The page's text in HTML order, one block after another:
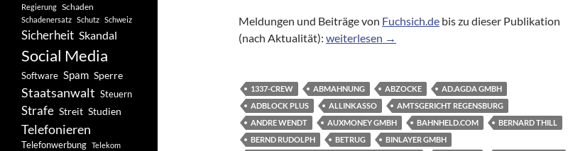
Meldungen und Beiträge von Fuchsich.de bis zu dieser Publikation
(nach Aktualität): Fuchsich.de zum 17.11.2015
weiterlesen →
1337-CREW ABMAHNUNG ABZOCKE
AD.AGDA GMBH
ADBLOCK PLUS
ALLINKASSO
AMTSGERICHT REGENSBURG
ANDRE WENDT
AUXMONEY GMBH BAHNHELD.COM
BERNARD THILL
BERND RUDOLPH
BETRUG
BINLAYER GMBH
Regierung Schaden
Schadenersatz Schutz Schweiz
Sicherheit Skandal
Social Media
Software Spam Sperre
Staatsanwalt Steuern
Strafe Streit Studien
Telefonieren
Telefonwerbung Telekom